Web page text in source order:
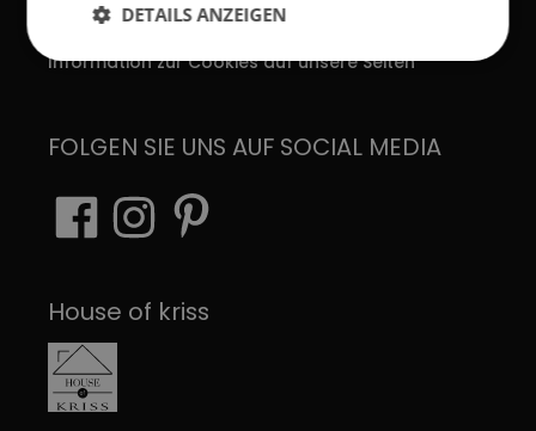
Datenschutzerklärung
Information zur Cookies auf unsere Seiten
FOLGEN SIE UNS AUF SOCIAL MEDIA
House of kriss
DETAILS ANZEIGEN